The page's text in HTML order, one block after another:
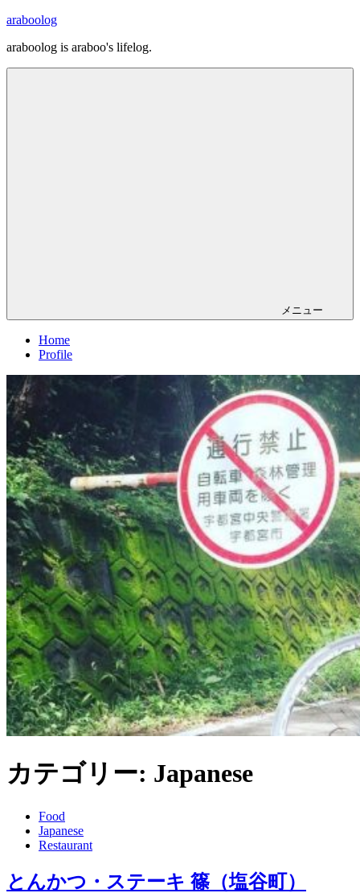
コ
テ
ン
araboolog
araboolog is araboo's lifelog.
メニュー
Home
Profile
カテゴリー: Japanese
Food
Japanese
Restaurant
とんかつ・ステーキ 篠（塩谷町）